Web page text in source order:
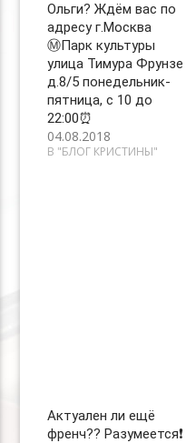
Ольги? Ждём вас по
адресу г.Москва
Ⓜ️Парк культуры
улица Тимура Фрунзе
д.8/5 понедельник-
пятница, с 10 до
22:00⏰
04.08.2018
В "БЛОГ КРИСТИНЫ"
Актуален ли ещё
френч?? Разумеется❗️